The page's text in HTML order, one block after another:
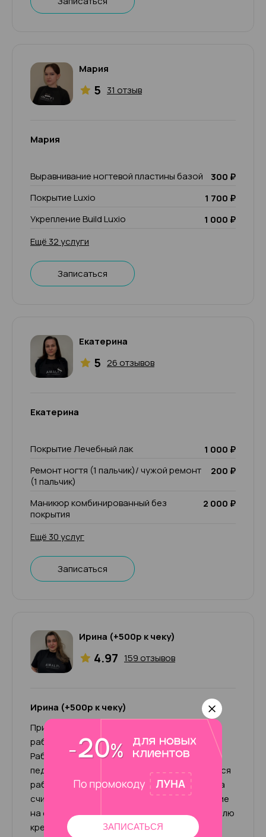
Мария
5 31 отзыв
Мария
Выравнивание ногтевой пластины базой
300 ₽
Покрытие Luxio
1 700 ₽
Укрепление Build Luxio
1 000 ₽
Ещё 32 услуги
Записаться
Екатерина
5 26 отзывов
Екатерина
Покрытие Лечебный лак
1 000 ₽
Ремонт ногтя (1 пальчик)/ чужой ремонт
(1 пальчик)
200 ₽
Маникюр комбинированный без
покрытия
2 000 ₽
Ещё 30 услуг
Записаться
Ирина (+500р к чеку)
4.97 159 отзывов
Ирина (+500р к чеку)
Приветствую, меня зовут Ирина! Мой опыт
работы 11 лет, я топ-мастер универсал.
Работаю во всех техниках маникюра и
педикюра, а также SMART. Мне очень нравится
работать с ножками, привожу их в порядок за
считаные часы. Также выполняю наращивание
на формы и дизайны разной сложности. Люблю
креативные решения и всегда исполняю
ЗАПИСАТЬСЯ